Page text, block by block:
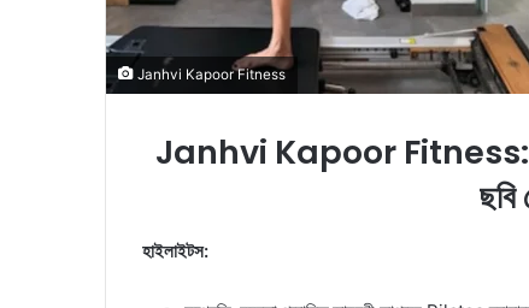
Janhvi Kapoor Fitness
Janhvi Kapoor Fitness:
ছবি
হাইলাইটস: